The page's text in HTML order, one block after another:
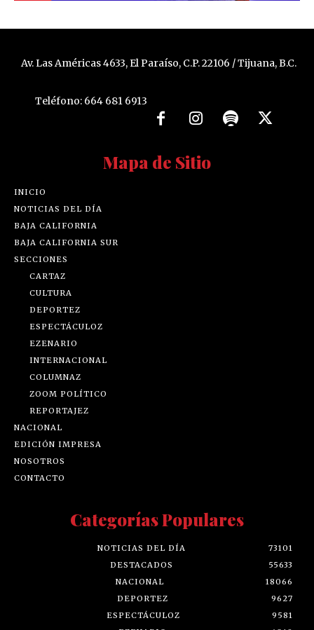
Av. Las Américas 4633, El Paraíso, C.P. 22106 / Tijuana, B.C.
Teléfono: 664 681 6913
Mapa de Sitio
INICIO
NOTICIAS DEL DÍA
BAJA CALIFORNIA
BAJA CALIFORNIA SUR
SECCIONES
CARTAZ
CULTURA
DEPORTEZ
ESPECTÁCULOZ
EZENARIO
INTERNACIONAL
COLUMNAZ
ZOOM POLÍTICO
REPORTAJEZ
NACIONAL
EDICIÓN IMPRESA
NOSOTROS
CONTACTO
Categorías Populares
NOTICIAS DEL DÍA
73101
DESTACADOS
55633
NACIONAL
18066
DEPORTEZ
9627
ESPECTÁCULOZ
9581